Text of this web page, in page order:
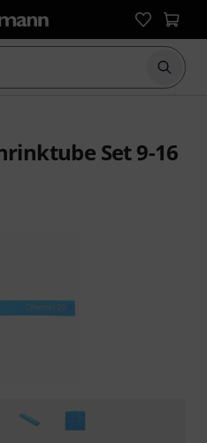
Suche
Set 9-16
aus 32 Kundenbewertungen